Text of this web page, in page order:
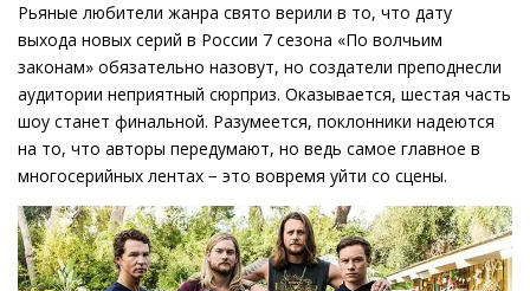
Рьяные любители жанра свято верили в то, что дату
выхода новых серий в России 7 сезона «По волчьим
законам» обязательно назовут, но создатели преподнесли
аудитории неприятный сюрприз. Оказывается, шестая часть
шоу станет финальной. Разумеется, поклонники надеются
на то, что авторы передумают, но ведь самое главное в
многосерийных лентах − это вовремя уйти со сцены.